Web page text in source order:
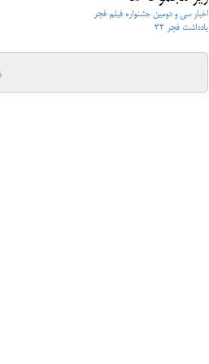
اخبار سی و دومین جشنواره فیلم فجر
یادداشت فجر 32